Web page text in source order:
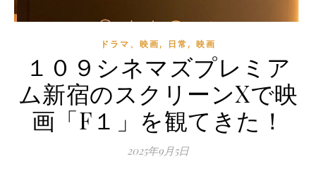
ドラマ、映画, 日常 , 映画
１０９シネマズプレミア
ム新宿のスクリーンXで映
画「F１」を観てきた！
2025年9月5日